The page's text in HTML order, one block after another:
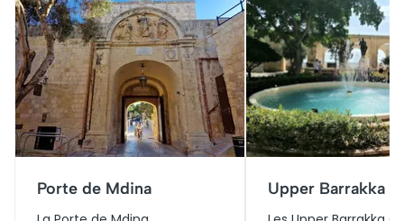
Porte de Mdina Upper Barrakka